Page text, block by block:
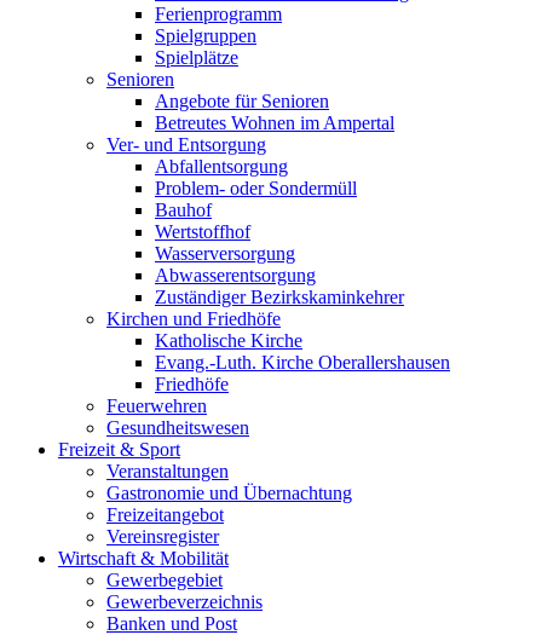
Ferienprogramm
Spielgruppen
Spielplätze
Senioren
Angebote für Senioren
Betreutes Wohnen im Ampertal
Ver- und Entsorgung
Abfallentsorgung
Problem- oder Sondermüll
Bauhof
Wertstoffhof
Wasserversorgung
Abwasserentsorgung
Zuständiger Bezirkskaminkehrer
Kirchen und Friedhöfe
Katholische Kirche
Evang.-Luth. Kirche Oberallershausen
Friedhöfe
Feuerwehren
Gesundheitswesen
Freizeit & Sport
Veranstaltungen
Gastronomie und Übernachtung
Freizeitangebot
Vereinsregister
Wirtschaft & Mobilität
Gewerbegebiet
Gewerbeverzeichnis
Banken und Post